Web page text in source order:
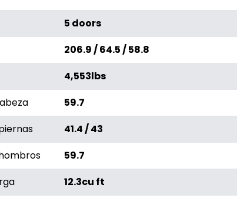
5 doors
206.9 / 64.5 / 58.8
4,553lbs
59.7
41.4 / 43
59.7
12.3cu ft